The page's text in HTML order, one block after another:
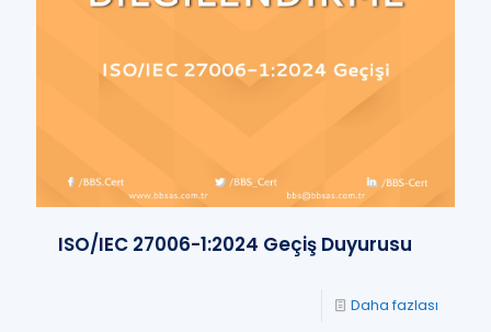
ISO/IEC 27006-1:2024 Geçiş Duyurusu
Daha fazlası